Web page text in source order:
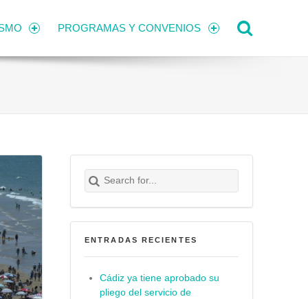
PROGRAMAS Y CONVENIOS
Search for:
Buscar
ENTRADAS RECIENTES
Cádiz ya tiene aprobado su
pliego del servicio de